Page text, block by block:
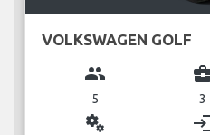
VOLKSWAGEN GOLF
group
5 3
miscellaneous_services